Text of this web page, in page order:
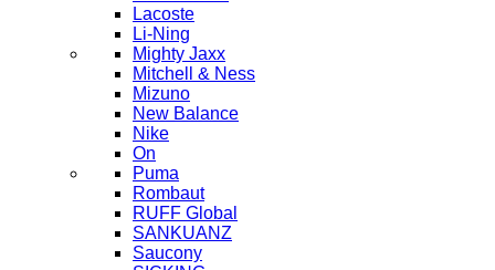
Lacoste
Li-Ning
Mighty Jaxx
Mitchell & Ness
Mizuno
New Balance
Nike
On
Puma
Rombaut
RUFF Global
SANKUANZ
Saucony